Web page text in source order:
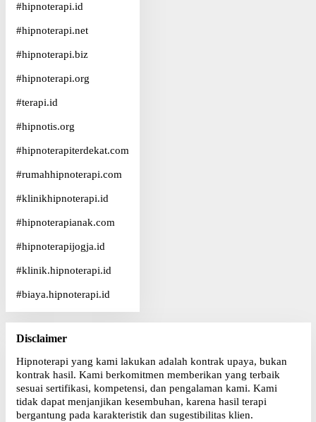
#hipnoterapi.id
#hipnoterapi.net
#hipnoterapi.biz
#hipnoterapi.org
#terapi.id
#hipnotis.org
#hipnoterapiterdekat.com
#rumahhipnoterapi.com
#klinikhipnoterapi.id
#hipnoterapianak.com
#hipnoterapijogja.id
#klinik.hipnoterapi.id
#biaya.hipnoterapi.id
Disclaimer
Hipnoterapi yang kami lakukan adalah kontrak upaya, bukan
kontrak hasil. Kami berkomitmen memberikan yang terbaik
sesuai sertifikasi, kompetensi, dan pengalaman kami. Kami
tidak dapat menjanjikan kesembuhan, karena hasil terapi
bergantung pada karakteristik dan sugestibilitas klien.